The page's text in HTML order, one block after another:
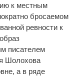
к местным
бросаемом
ревности к
писателем
Шолохова
а в ряде